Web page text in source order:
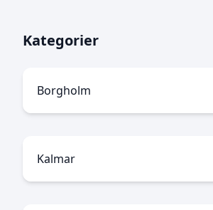
Kategorier
Borgholm
Kalmar